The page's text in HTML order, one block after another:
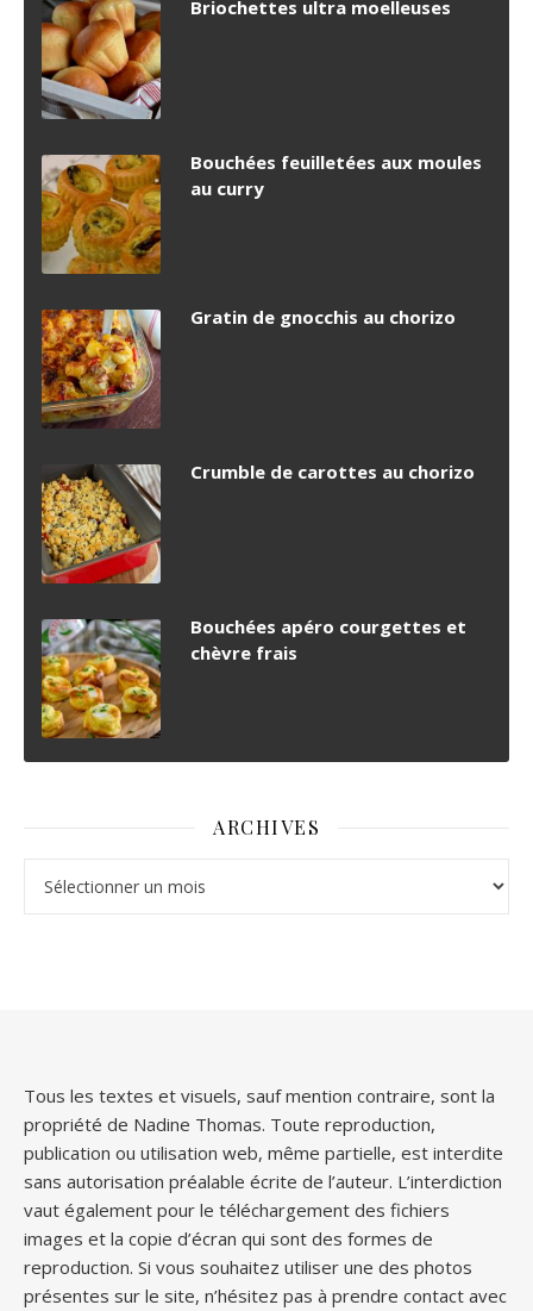
Briochettes ultra moelleuses
Bouchées feuilletées aux moules
au curry
Gratin de gnocchis au chorizo
Crumble de carottes au chorizo
Bouchées apéro courgettes et
chèvre frais
ARCHIVES
Tous les textes et visuels, sauf mention contraire, sont la
propriété de Nadine Thomas. Toute reproduction,
publication ou utilisation web, même partielle, est interdite
sans autorisation préalable écrite de l’auteur. L’interdiction
vaut également pour le téléchargement des fichiers
images et la copie d’écran qui sont des formes de
reproduction. Si vous souhaitez utiliser une des photos
présentes sur le site, n’hésitez pas à prendre contact avec